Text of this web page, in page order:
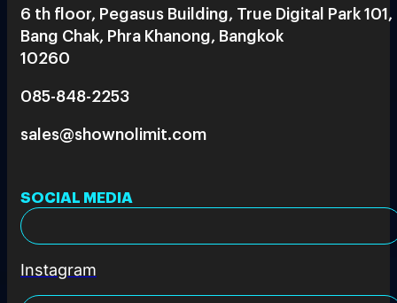
6 th floor, Pegasus Building, True Digital Park 101,
Bang Chak, Phra Khanong, Bangkok
10260
085-848-2253
sales@shownolimit.com
SOCIAL MEDIA
Instagram